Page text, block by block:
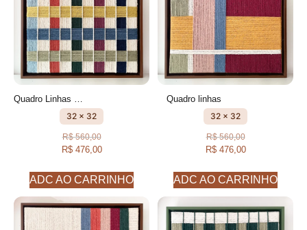
Quadro Linhas xadrez colorido
32 x 32
R$560,00
R$476,00
ADC AO CARRINHO
Quadro linhas
32 x 32
R$560,00
R$476,00
ADC AO CARRINHO